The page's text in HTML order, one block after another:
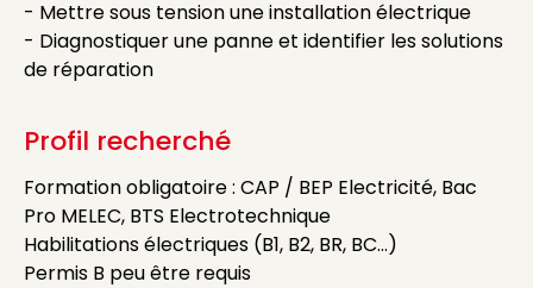
- Mettre sous tension une installation électrique
- Diagnostiquer une panne et identifier les solutions
de réparation
Profil recherché
Formation obligatoire : CAP / BEP Electricité, Bac
Pro MELEC, BTS Electrotechnique
Habilitations électriques (B1, B2, BR, BC…)
Permis B peu être requis